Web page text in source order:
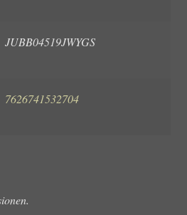
JUBB04519JWYGS
7626741532704